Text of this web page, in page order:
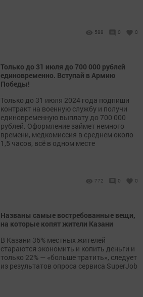
588 0 0
Только до 31 июля до 700 000 рублей
единовременно. Вступай в Армию
Победы!
Только до 31 июля 2024 года подпиши
контракт на военную службу и получи
единовременную выплату до 700 000
рублей. Оформление займет немного
времени, медкомиссия в среднем около
1,5 часов, всё в одном месте
772 0 0
Названы самые востребованные вещи,
на которые копят жители Казани
В Казани 36% местных жителей
стараются экономить и копить деньги и
только 22% — «больше тратить», следует
из результатов опроса сервиса SuperJob